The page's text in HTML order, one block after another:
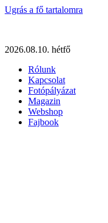
Ugrás a fő tartalomra
2026.08.10. hétfő
Rólunk
Kapcsolat
Fotópályázat
Magazin
Webshop
Fajbook